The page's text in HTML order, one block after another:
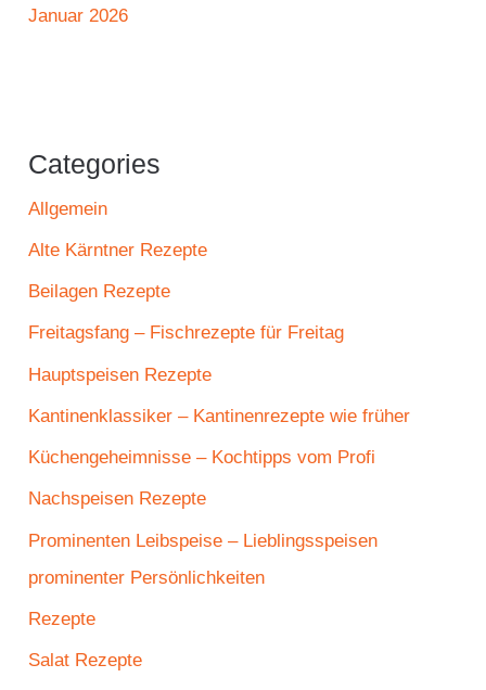
Januar 2026
Categories
Allgemein
Alte Kärntner Rezepte
Beilagen Rezepte
Freitagsfang – Fischrezepte für Freitag
Hauptspeisen Rezepte
Kantinenklassiker – Kantinenrezepte wie früher
Küchengeheimnisse – Kochtipps vom Profi
Nachspeisen Rezepte
Prominenten Leibspeise – Lieblingsspeisen
prominenter Persönlichkeiten
Rezepte
Salat Rezepte